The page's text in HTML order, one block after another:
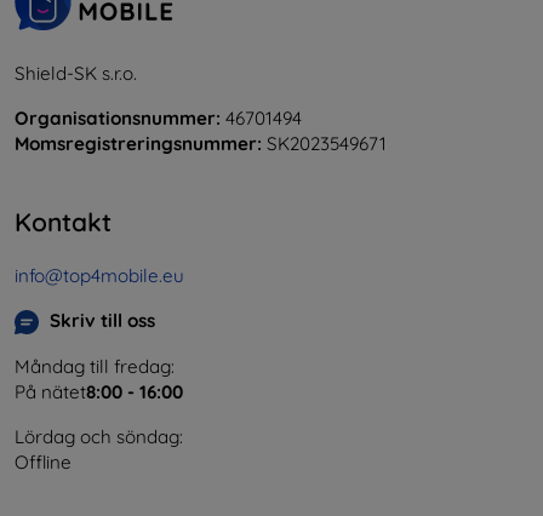
Shield-SK s.r.o.
Organisationsnummer: 46701494
Momsregistreringsnummer: SK2023549671
Kontakt
info@top4mobile.eu
Skriv till oss
Måndag till fredag:
På nätet8:00 - 16:00
Lördag och söndag:
Offline